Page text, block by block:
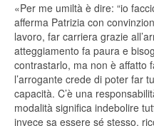
«Per me umiltà è dire: “io
afferma Patrizia con
lavoro, far carriera grazie
atteggiamento fa paura e
contrastarlo, ma non è affatto
l’arrogante crede di poter far
capacità. C’è una
modalità significa indebolire
invece sa essere sé stesso,